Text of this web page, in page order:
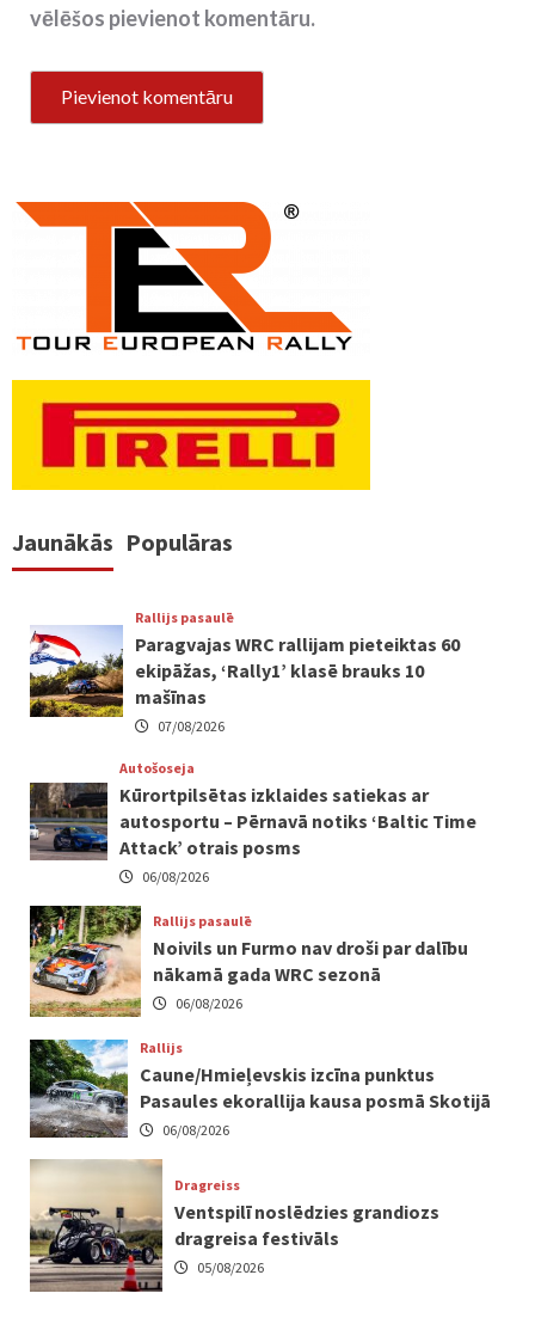
vēlēšos pievienot komentāru.
Jaunākās Populāras
Rallijs pasaulē
Paragvajas WRC rallijam pieteiktas 60
ekipāžas, ‘Rally1’ klasē brauks 10
mašīnas
07/08/2026
Autošoseja
Kūrortpilsētas izklaides satiekas ar
autosportu – Pērnavā notiks ‘Baltic Time
Attack’ otrais posms
06/08/2026
Rallijs pasaulē
Noivils un Furmo nav droši par dalību
nākamā gada WRC sezonā
06/08/2026
Rallijs
Caune/Hmieļevskis izcīna punktus
Pasaules ekorallija kausa posmā Skotijā
06/08/2026
Dragreiss
Ventspilī noslēdzies grandiozs
dragreisa festivāls
05/08/2026